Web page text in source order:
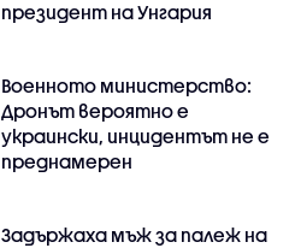
президент на Унгария
Военното министерство:
Дронът вероятно е
украински, инцидентът не е
преднамерен
Задържаха мъж за палеж на